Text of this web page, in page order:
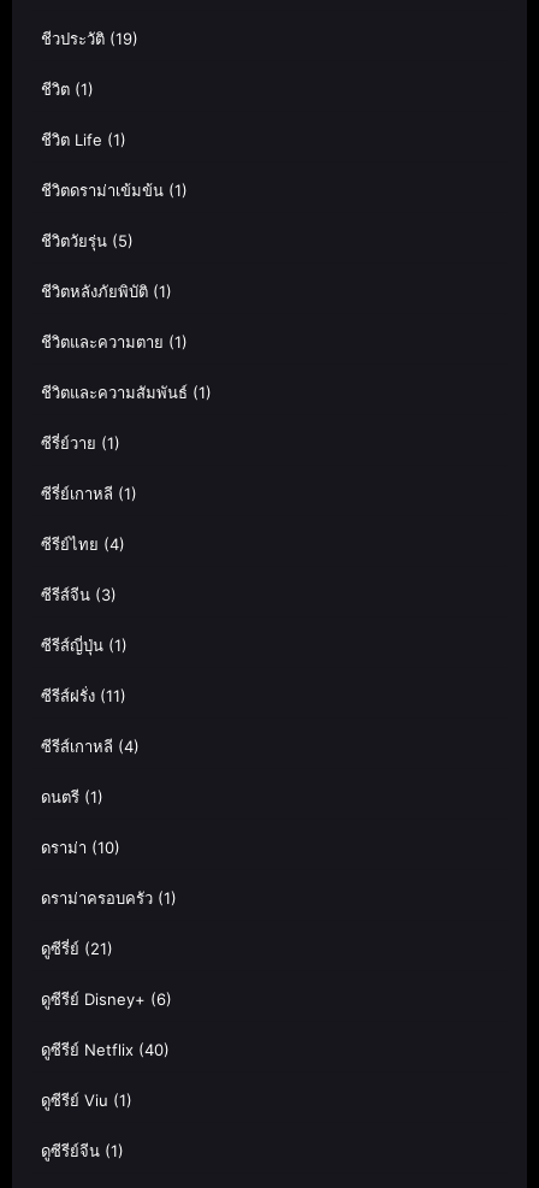
ชีวประวัติ (19)
ชีวิต (1)
ชีวิต Life (1)
ชีวิตดราม่าเข้มข้น (1)
ชีวิตวัยรุ่น (5)
ชีวิตหลังภัยพิบัติ (1)
ชีวิตและความตาย (1)
ชีวิตและความสัมพันธ์ (1)
ซีรี่ย์วาย (1)
ซีรี่ย์เกาหลี (1)
ซีรีย์ไทย (4)
ซีรีส์จีน (3)
ซีรีส์ญี่ปุ่น (1)
ซีรีส์ฝรั่ง (11)
ซีรีส์เกาหลี (4)
ดนตรี (1)
ดราม่า (10)
ดราม่าครอบครัว (1)
ดูซีรี่ย์ (21)
ดูซีรีย์ Disney+ (6)
ดูซีรีย์ Netflix (40)
ดูซีรีย์ Viu (1)
ดูซีรีย์จีน (1)